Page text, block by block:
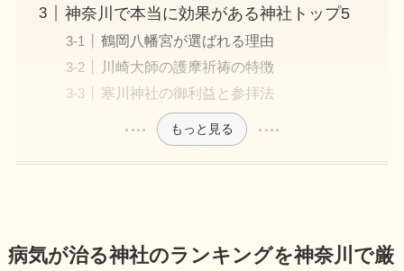
神奈川で本当に効果がある神社トップ5
鶴岡八幡宮が選ばれる理由
川崎大師の護摩祈祷の特徴
寒川神社の御利益と参拝法
もっと見る
病気が治る神社のランキングを神奈川で厳